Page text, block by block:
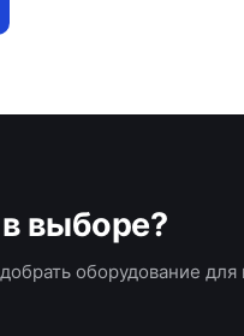
выборе?
оборудование для